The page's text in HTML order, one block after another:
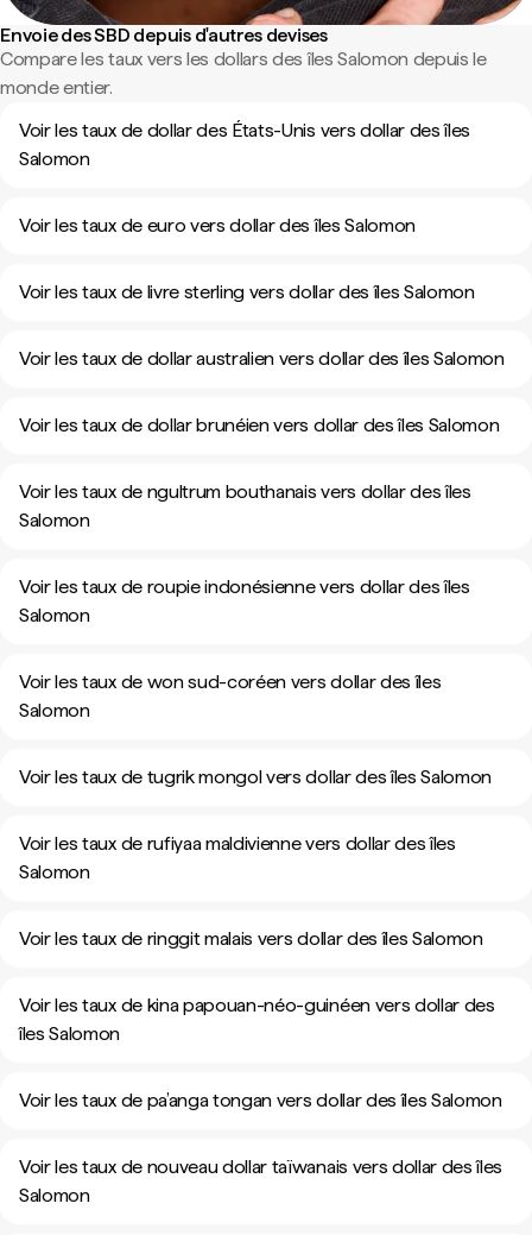
Envoie des SBD depuis d'autres devises
Compare les taux vers les dollars des îles Salomon depuis le
monde entier.
Voir les taux de dollar des États-Unis vers dollar des îles
Salomon
Voir les taux de euro vers dollar des îles Salomon
Voir les taux de livre sterling vers dollar des îles Salomon
Voir les taux de dollar australien vers dollar des îles Salomon
Voir les taux de dollar brunéien vers dollar des îles Salomon
Voir les taux de ngultrum bouthanais vers dollar des îles
Salomon
Voir les taux de roupie indonésienne vers dollar des îles
Salomon
Voir les taux de won sud-coréen vers dollar des îles
Salomon
Voir les taux de tugrik mongol vers dollar des îles Salomon
Voir les taux de rufiyaa maldivienne vers dollar des îles
Salomon
Voir les taux de ringgit malais vers dollar des îles Salomon
Voir les taux de kina papouan-néo-guinéen vers dollar des
îles Salomon
Voir les taux de pa’anga tongan vers dollar des îles Salomon
Voir les taux de nouveau dollar taïwanais vers dollar des îles
Salomon